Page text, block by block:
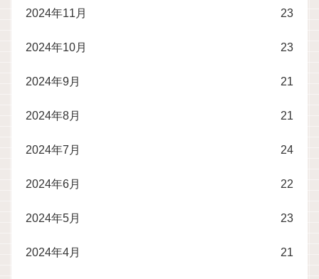
2024年11月 23
2024年10月 23
2024年9月 21
2024年8月 21
2024年7月 24
2024年6月 22
2024年5月 23
2024年4月 21